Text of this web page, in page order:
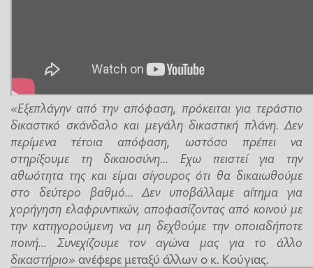
«Εξεπλάγην από την απόφαση, πρόκειται για τεράστιο
δικαστικό σκάνδαλο και μεγάλη δικαστική πλάνη. Δεν
περίμενα τέτοια απόφαση, ωστόσο πρέπει να
στηρίξουμε τη δικαιοσύνη... Εχω πειστεί για την
αθωότητα της και είμαι σίγουρος ότι θα δικαιωθούμε
στο δεύτερο βαθμό... Δεν υποβάλλαμε αίτημα για
χορήγηση ελαφρυντικών, αποφασίζοντας από κοινού με
την κατηγορούμενη να μη δεχθούμε την οποιαδήποτε
ποινή... Συνεχίζουμε τον αγώνα μας για το άλλο
δικαστήριο» ανέφερε μεταξύ άλλων ο κ. Κούγιας.